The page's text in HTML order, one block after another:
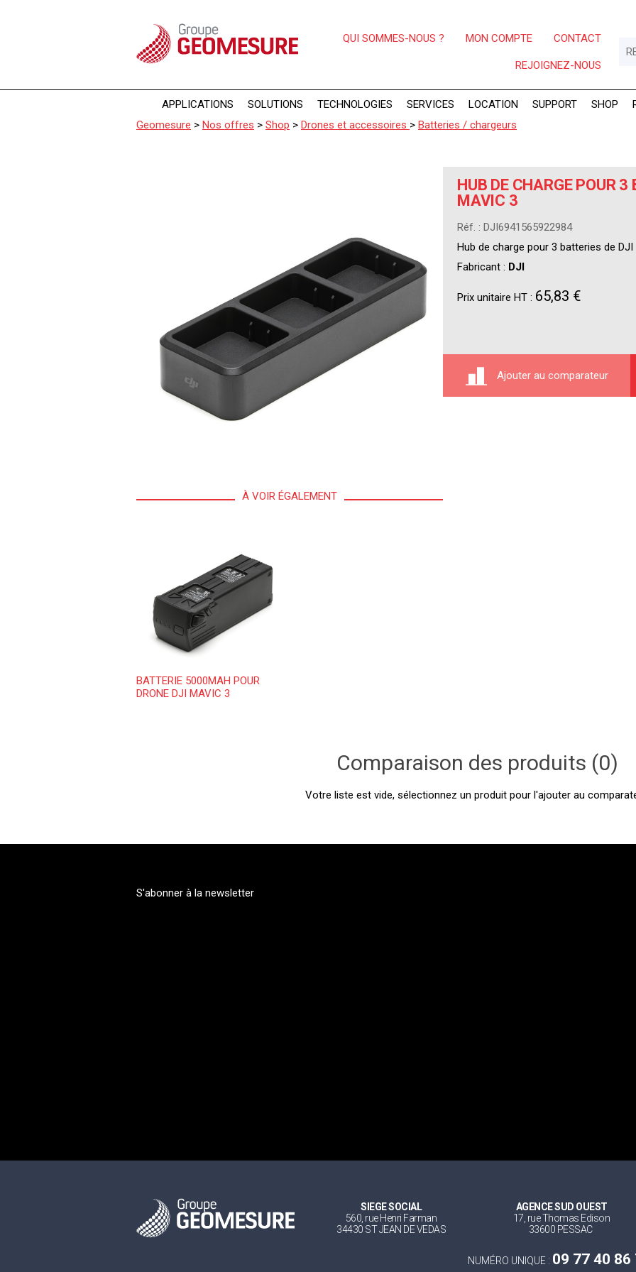
QUI SOMMES-NOUS ? MON COMPTE CONTACT
REJOIGNEZ-NOUS
APPLICATIONS SOLUTIONS TECHNOLOGIES SERVICES LOCATION SUPPORT SHOP
Geomesure > Nos offres > Shop > Drones et accessoires > Batteries / chargeurs
HUB DE CHARGE POUR
MAVIC 3
Réf. : DJI6941565922984
Hub de charge pour 3 batteries de DJI
Fabricant : DJI
Prix unitaire HT : 65,83 €
Ajouter au comparateur
À VOIR ÉGALEMENT
BATTERIE 5000MAH POUR
DRONE DJI MAVIC 3
Comparaison des produits (0)
Votre liste est vide, sélectionnez un produit pour l'ajouter au
S'abonner à la newsletter
SIEGE SOCIAL
560, rue Henri Farman
34430 ST JEAN DE VEDAS
AGENCE SUD OUEST
17, rue Thomas Edison
33600 PESSAC
NUMÉRO UNIQUE : 09 77 40 86